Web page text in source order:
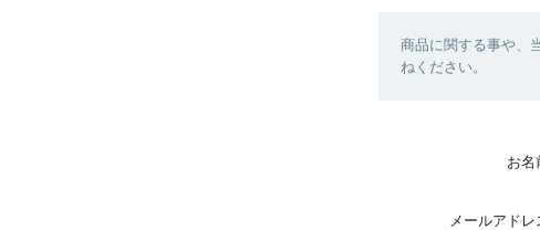
商品に関する事や、
ねください。
お名
メールアドレ